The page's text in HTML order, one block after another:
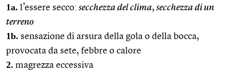
1a. l’essere secco: secchezza del clima, secchezza di un
terreno
1b. sensazione di arsura della gola o della bocca,
provocata da sete, febbre o calore
2. magrezza eccessiva